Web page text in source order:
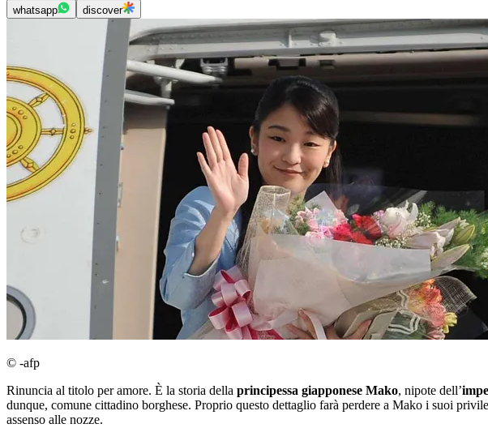
whatsapp discover
© -afp
Rinuncia al titolo per amore. È la storia della principessa giapponese Mako, nipote dell’
dunque, comune cittadino borghese. Proprio questo dettaglio farà perdere a Mako i suoi
assenso alle nozze.